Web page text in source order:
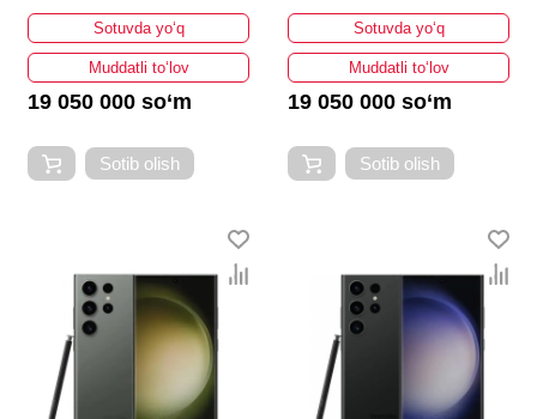
Sotuvda yo‘q
Muddatli to‘lov
19 050 000 so‘m
Sotib olish
Sotuvda yo‘q
Muddatli to‘lov
19 050 000 so‘m
Sotib olish